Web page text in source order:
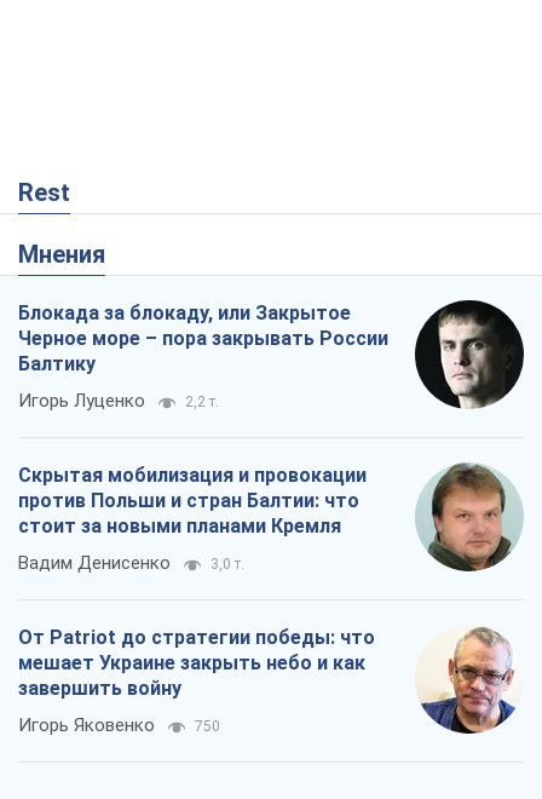
Rest
Мнения
Блокада за блокаду, или Закрытое
Черное море – пора закрывать России
Балтику
Игорь Луценко 2,2 т.
Скрытая мобилизация и провокации
против Польши и стран Балтии: что
стоит за новыми планами Кремля
Вадим Денисенко 3,0 т.
От Patriot до стратегии победы: что
мешает Украине закрыть небо и как
завершить войну
Игорь Яковенко 750